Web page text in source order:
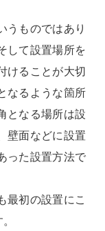
うものではあり
して設置場所を
けることが大切
なるような箇所
となる場所は設
壁面などに設置
った設置方法で
最初の設置にこ